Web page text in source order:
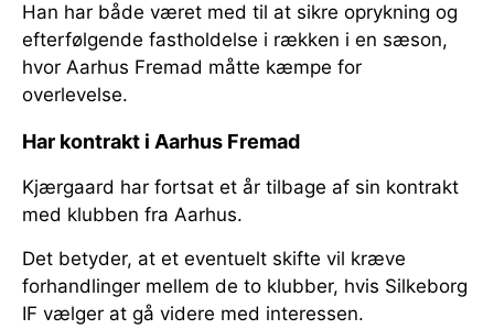
Han har både været med til at sikre oprykning og
efterfølgende fastholdelse i rækken i en sæson,
hvor Aarhus Fremad måtte kæmpe for
overlevelse.
Har kontrakt i Aarhus Fremad
Kjærgaard har fortsat et år tilbage af sin kontrakt
med klubben fra Aarhus.
Det betyder, at et eventuelt skifte vil kræve
forhandlinger mellem de to klubber, hvis Silkeborg
IF vælger at gå videre med interessen.